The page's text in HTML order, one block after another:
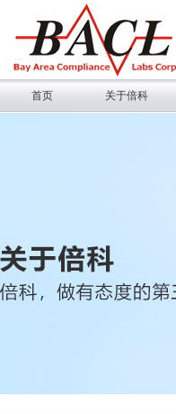
首页 关于倍科